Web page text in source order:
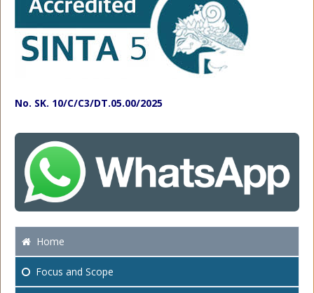
No. SK. 10/C/C3/DT.05.00/2025
Home
Focus and Scope